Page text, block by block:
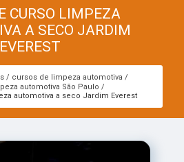
CURSO LIMPEZA
A SECO JARDIM
EVEREST
cursos de limpeza automotiva
automotiva São Paulo
automotiva a seco Jardim Everest